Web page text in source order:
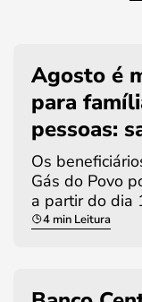
Agosto é
para
pessoas:
Os
Gás do Povo
a partir do dia
4 min Leitura